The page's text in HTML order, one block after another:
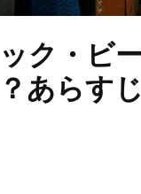
ク・ビ
あらす